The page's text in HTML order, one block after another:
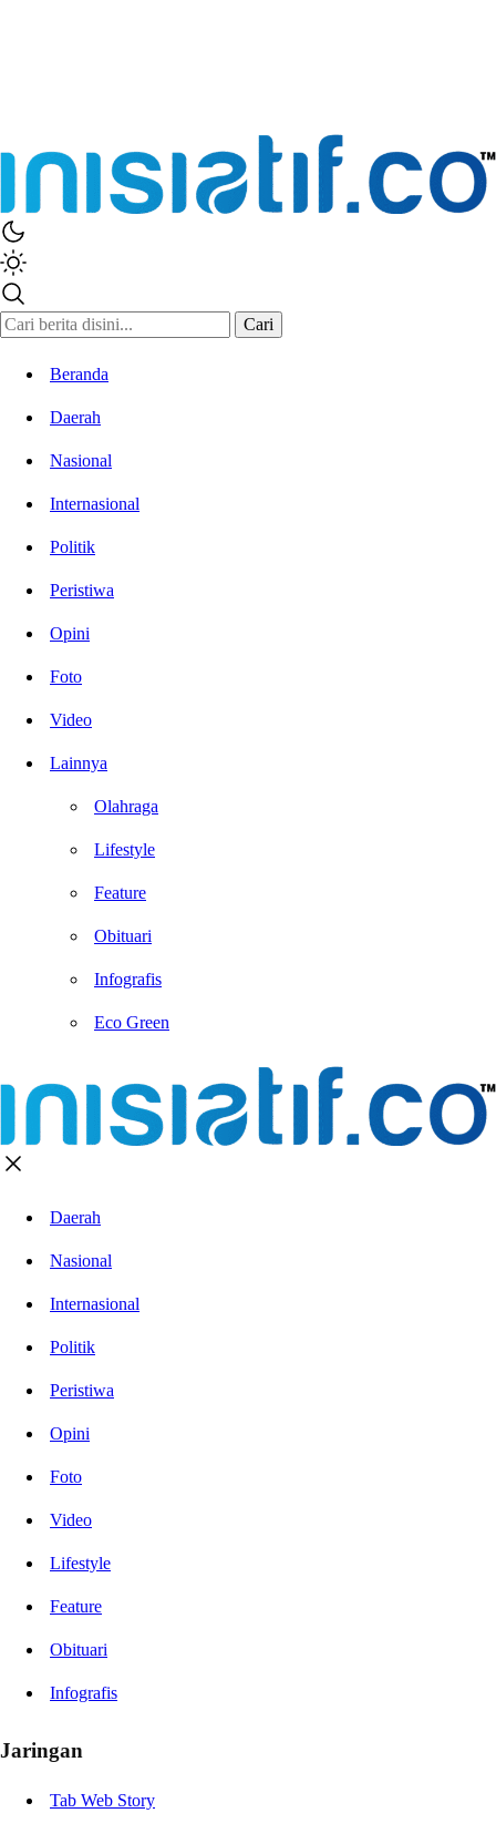
Inisiatif.co
Stay Connected Stay Informed
Cari
Beranda
Daerah
Nasional
Internasional
Politik
Peristiwa
Opini
Foto
Video
Lainnya
Olahraga
Lifestyle
Feature
Obituari
Infografis
Eco Green
Daerah
Nasional
Internasional
Politik
Peristiwa
Opini
Foto
Video
Lifestyle
Feature
Obituari
Infografis
Jaringan
Tab Web Story